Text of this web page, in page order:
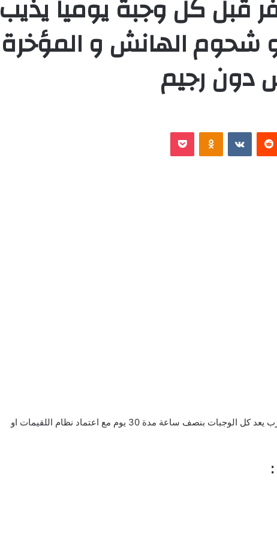
قبل كل وجبة يوميا يذيب
الهانش و المؤخرة
دون رجيم
نمزج الكل في كوب ماء دافئ و يشرب يعد كل الوجبات بنصف ساعة مدة 30 يوم مع اعتماد نظام اللقيمات او